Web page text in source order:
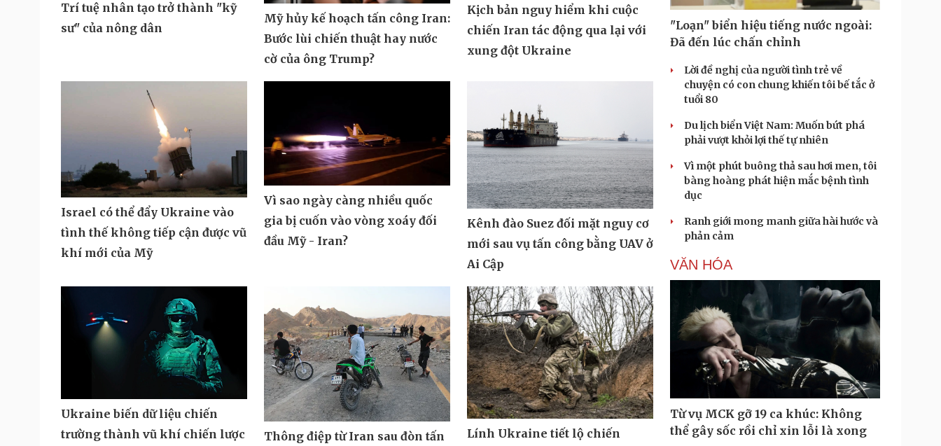
Trí tuệ nhân tạo trở thành "kỹ
sư" của nông dân
Mỹ hủy kế hoạch tấn công Iran:
Bước lùi chiến thuật hay nước
cờ của ông Trump?
Kịch bản nguy hiểm khi cuộc
chiến Iran tác động qua lại với
xung đột Ukraine
Israel có thể đẩy Ukraine vào
tình thế không tiếp cận được vũ
khí mới của Mỹ
Vì sao ngày càng nhiều quốc
gia bị cuốn vào vòng xoáy đối
đầu Mỹ - Iran?
Kênh đào Suez đối mặt nguy cơ
mới sau vụ tấn công bằng UAV ở
Ai Cập
Ukraine biến dữ liệu chiến
trường thành vũ khí chiến lược
Thông điệp từ Iran sau đòn tấn
Lính Ukraine tiết lộ chiến
"Loạn" biển hiệu tiếng nước ngoài:
Đã đến lúc chấn chỉnh
Lời đề nghị của người tình trẻ về
chuyện có con chung khiến tôi bế tắc ở
tuổi 80
Du lịch biển Việt Nam: Muốn bứt phá
phải vượt khỏi lợi thế tự nhiên
Vì một phút buông thả sau hơi men, tôi
bàng hoàng phát hiện mắc bệnh tình
dục
Ranh giới mong manh giữa hài hước và
phản cảm
VĂN HÓA
Từ vụ MCK gỡ 19 ca khúc: Không
thể gây sốc rồi chỉ xin lỗi là xong